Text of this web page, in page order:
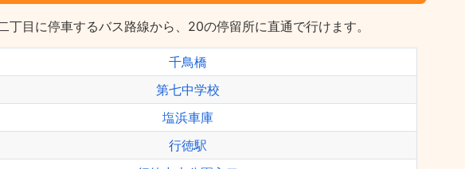
丁目に停車するバス路線から、20の停留所に直通で行けます。
千鳥橋
第七中学校
塩浜車庫
行徳駅